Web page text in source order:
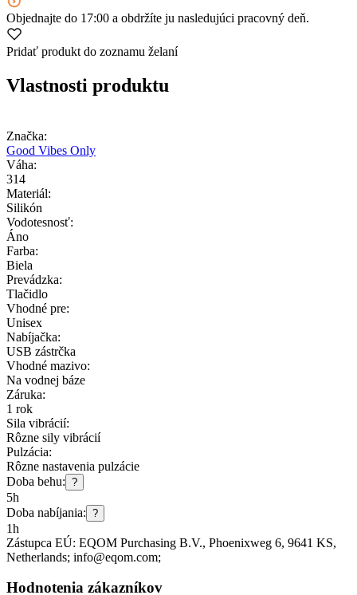
Objednajte do 17:00 a obdržíte ju nasledujúci pracovný deň.
Pridať produkt do zoznamu želaní
Vlastnosti produktu
Značka:
Good Vibes Only
Váha:
314
Materiál:
Silikón
Vodotesnosť:
Áno
Farba:
Biela
Prevádzka:
Tlačidlo
Vhodné pre:
Unisex
Nabíjačka:
USB zástrčka
Vhodné mazivo:
Na vodnej báze
Záruka:
1 rok
Sila vibrácií:
Rôzne sily vibrácií
Pulzácia:
Rôzne nastavenia pulzácie
Doba behu: ?
5h
Doba nabíjania: ?
1h
Zástupca EÚ: EQOM Purchasing B.V., Phoenixweg 6, 9641 KS,
Netherlands; info@eqom.com;
Hodnotenia zákazníkov